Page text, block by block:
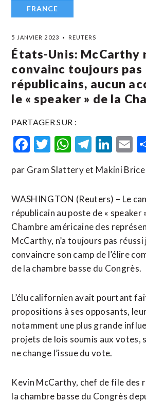
FRANCE
5 JANVIER 2023 REUTERS
États-Unis: McCarthy
convainc toujours pas
républicains, aucun
le « speaker » de la
PARTAGER SUR :
Facebook
Twitter
par Gram Slattery et Makini Brice
WASHINGTON (Reuters) – Le
républicain au poste de « speaker
Chambre américaine des
McCarthy, n’a toujours pas réussi
convaincre son camp de l’élire
de la chambre basse du Congrès.
L’élu californien avait pourtant
propositions à ses opposants,
notamment une plus grande
projets de lois soumis aux votes,
ne change l’issue du vote.
Kevin McCarthy, chef de file des
la chambre basse du Congrès